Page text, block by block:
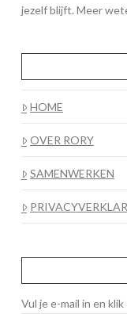
jezelf blijft. Meer
HOME
OVER RORY
SAMENWERKEN